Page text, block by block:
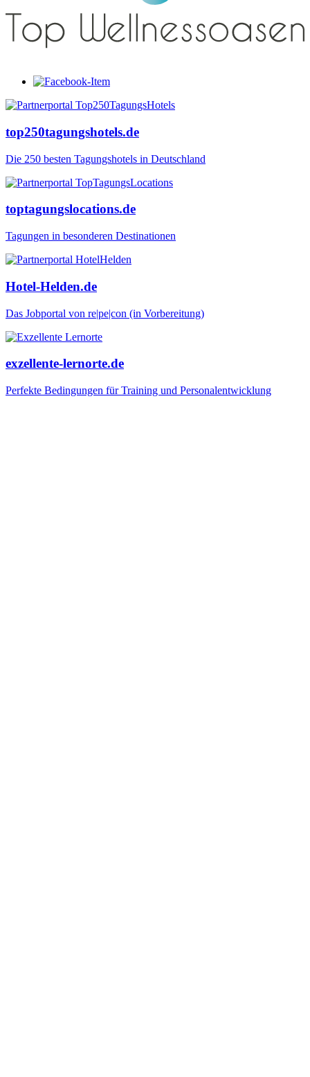
top250tagungshotels.de
Die 250 besten Tagungshotels in Deutschland
toptagungslocations.de
Tagungen in besonderen Destinationen
Hotel-Helden.de
Das Jobportal von re|pe|con (in Vorbereitung)
exzellente-lernorte.de
Perfekte Bedingungen für Training und Personalentwicklung